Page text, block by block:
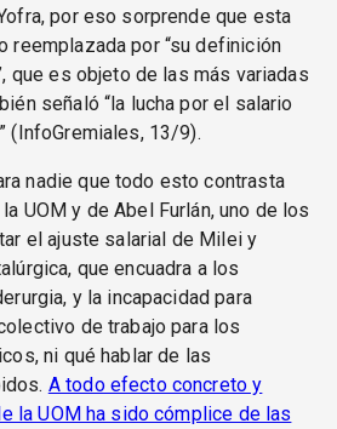
por eso sorprende que esta
reemplazada por “su definición
que es objeto de las más variadas
señaló “la lucha por el salario
(InfoGremiales, 13/9).
nadie que todo esto contrasta
UOM y de Abel Furlán, uno de los
el ajuste salarial de Milei y
que encuadra a los
y la incapacidad para
de trabajo para los
ni qué hablar de las
A todo efecto concreto y
la UOM ha sido cómplice de las